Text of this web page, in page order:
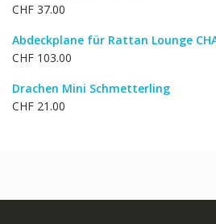
CHF 37.00
Abdeckplane für Rattan Lounge
CHF 103.00
Drachen Mini Schmetterling
CHF 21.00